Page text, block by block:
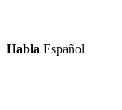
Habla Español